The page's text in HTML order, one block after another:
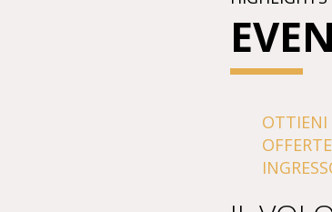
OTTIENI